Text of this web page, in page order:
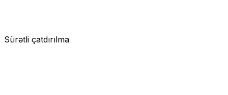
Sürətli çatdırılma